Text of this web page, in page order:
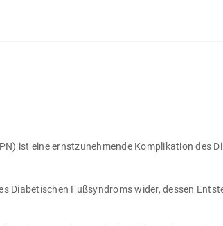
ist eine ernstzunehmende Komplikation des
Diabetischen Fußsyndroms wider, dessen